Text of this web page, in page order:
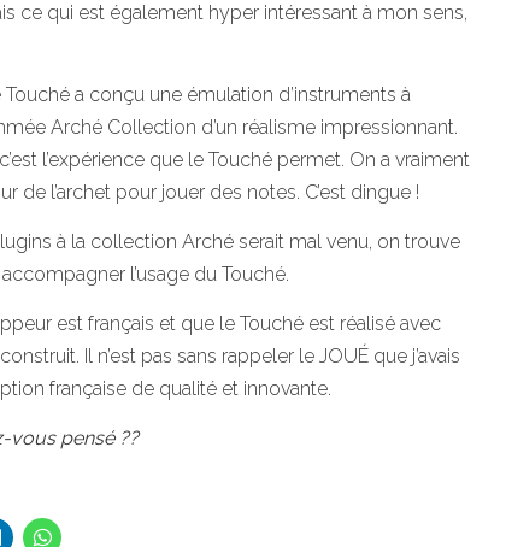
ce qui est également hyper intéressant à mon sens,
a conçu une émulation d’instruments à
Arché Collection d’un réalisme impressionnant.
l’expérience que le Touché permet. On a vraiment
de l’archet pour jouer des notes. C’est dingue !
à la collection Arché serait mal venu, on trouve
l’usage du Touché.
est français et que le Touché est réalisé avec
Il n’est pas sans rappeler le JOUÉ que j’avais
française de qualité et innovante.
vous pensé ??